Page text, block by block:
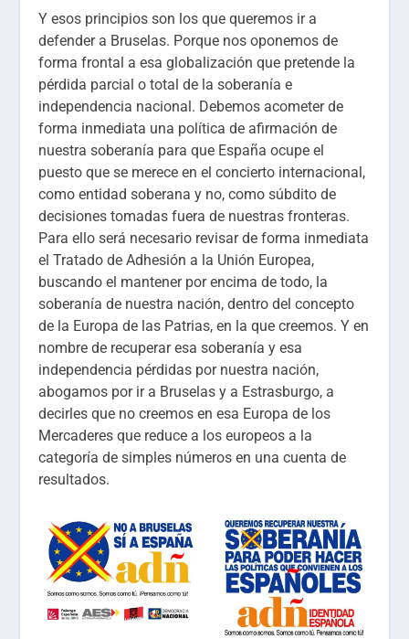
Y esos principios son los que queremos ir a
defender a Bruselas. Porque nos oponemos de
forma frontal a esa globalización que pretende la
pérdida parcial o total de la soberanía e
independencia nacional. Debemos acometer de
forma inmediata una política de afirmación de
nuestra soberanía para que España ocupe el
puesto que se merece en el concierto internacional,
como entidad soberana y no, como súbdito de
decisiones tomadas fuera de nuestras fronteras.
Para ello será necesario revisar de forma inmediata
el Tratado de Adhesión a la Unión Europea,
buscando el mantener por encima de todo, la
soberanía de nuestra nación, dentro del concepto
de la Europa de las Patrias, en la que creemos. Y en
nombre de recuperar esa soberanía y esa
independencia pérdidas por nuestra nación,
abogamos por ir a Bruselas y a Estrasburgo, a
decirles que no creemos en esa Europa de los
Mercaderes que reduce a los europeos a la
categoría de simples números en una cuenta de
resultados.